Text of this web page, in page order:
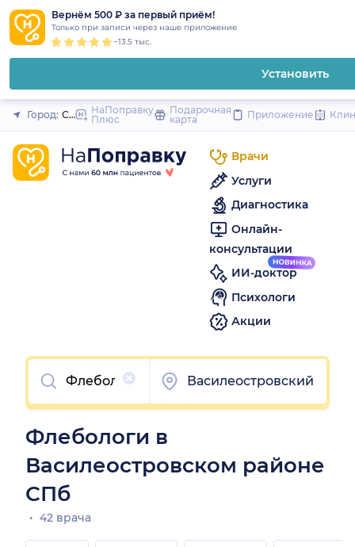
Вернём 500 ₽ за первый приём!
Только при записи через наше приложение
~13.5 тыс.
Установить
Закрыть
Город: Санкт-Петербург
НаПоправку
Плюс
Подарочная
карта
Приложение
Врачи
Услуги
Диагностика
Онлайн-
консультации
ИИ-доктор
Психологи
Акции
Очистить
Василеостровский
Флебологи в
Василеостровском районе
СПб
42 врача